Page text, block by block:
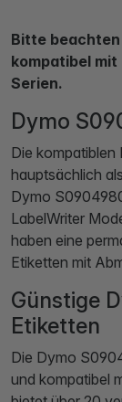
Bitte
kompatibel mit
Serien.
Dymo
Die
hauptsächlich
Dymo
LabelWriter
haben eine
Etiketten mit
Günstige
Etiketten
Die Dymo
und kompatibel